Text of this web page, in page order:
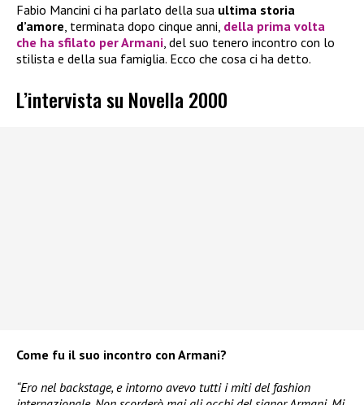
Fabio Mancini ci ha parlato della sua ultima storia
d’amore , terminata dopo cinque anni, della prima volta
che ha sfilato per Armani , del suo tenero incontro con lo
stilista e della sua famiglia. Ecco che cosa ci ha detto.
L’intervista su Novella 2000
Come fu il suo incontro con Armani?
“Ero nel backstage, e intorno avevo tutti i miti del fashion